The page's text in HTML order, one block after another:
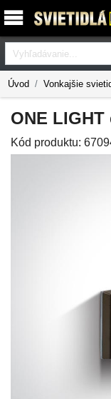
Vyhľadávanie
Úvod Vonkajšie
ONE
Kód produktu: